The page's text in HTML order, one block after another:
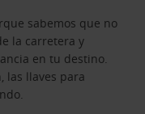
sabemos que no
la carretera y
en tu destino.
las llaves para